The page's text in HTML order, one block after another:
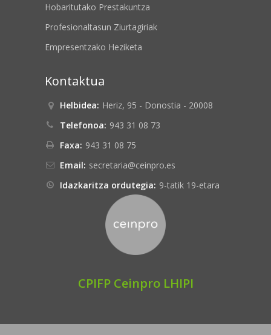
Hobaritutako Prestakuntza
Profesionaltasun Ziurtagiriak
Empresentzako Heziketa
Kontaktua
Helbidea: Heriz, 95 - Donostia - 20008
Telefonoa: 943 31 08 73
Faxa: 943 31 08 75
Email: secretaria@ceinpro.es
Idazkaritza ordutegia: 9-tatik 19-etara
CPIFP Ceinpro LHIPI